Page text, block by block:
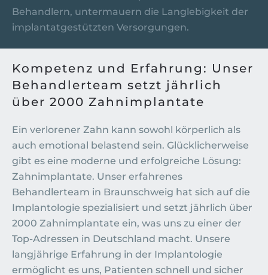
Behandlern, untermauern die Langlebigkeit der
implantatgestützten Versorgungen.
Kompetenz und Erfahrung: Unser
Behandlerteam setzt jährlich
über 2000 Zahnimplantate
Ein verlorener Zahn kann sowohl körperlich als
auch emotional belastend sein. Glücklicherweise
gibt es eine moderne und erfolgreiche Lösung:
Zahnimplantate. Unser erfahrenes
Behandlerteam in Braunschweig hat sich auf die
Implantologie spezialisiert und setzt jährlich über
2000 Zahnimplantate ein, was uns zu einer der
Top-Adressen in Deutschland macht. Unsere
langjährige Erfahrung in der Implantologie
ermöglicht es uns, Patienten schnell und sicher